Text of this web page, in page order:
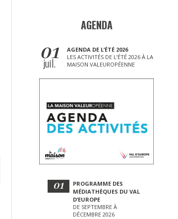
AGENDA
01
juil.
AGENDA DE L’ÉTÉ 2026
LES ACTIVITÉS DE L’ÉTÉ 2026 À LA
MAISON VALEUROPÉENNE
01
PROGRAMME DES
MÉDIATHÈQUES DU VAL
D’EUROPE
DE SEPTEMBRE À
DÉCEMBRE 2026